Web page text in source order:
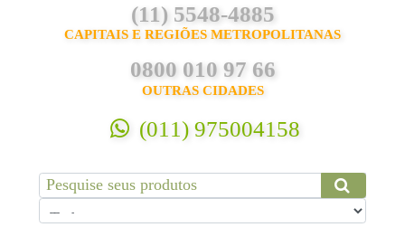
(11) 5548-4885
CAPITAIS E REGIÕES METROPOLITANAS
0800 010 97 66
OUTRAS CIDADES
(011) 975004158